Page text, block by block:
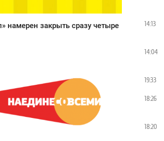
намерен закрыть сразу четыре
14:13
14:04
19:33
18:26
18:20